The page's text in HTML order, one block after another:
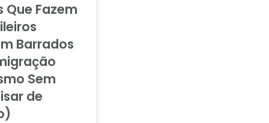
Que Fazem
Barrados
Sem
de